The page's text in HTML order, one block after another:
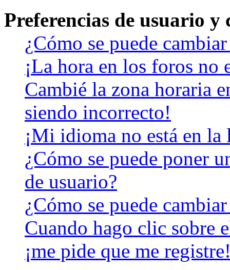
Preferencias de usuario y
¿Cómo se puede
¡La hora en los foros no
Cambié la zona horaria
siendo incorrecto!
¡Mi idioma no está en la
¿Cómo se puede poner
de usuario?
¿Cómo se puede
Cuando hago clic sobre
¡me pide que me